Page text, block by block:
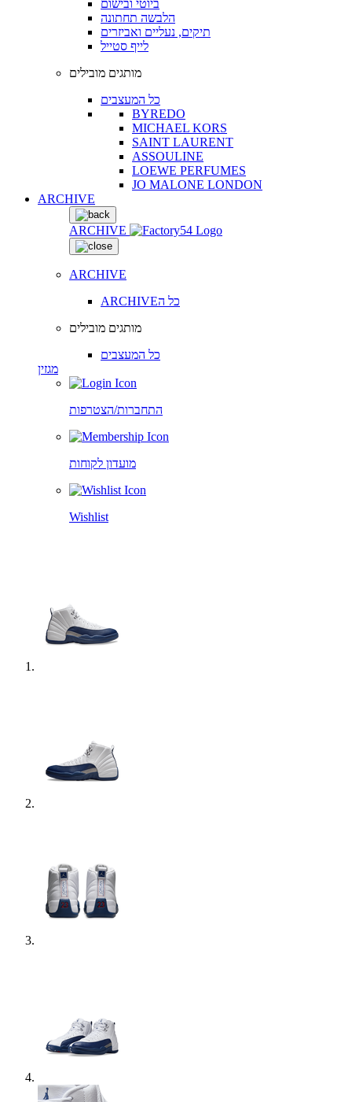
ביוטי ובישום
הלבשה תחתונה
תיקים, נעליים ואביזרים
לייף סטייל
מותגים מובילים
כל המעצבים
BYREDO
MICHAEL KORS
SAINT LAURENT
ASSOULINE
LOEWE PERFUMES
JO MALONE LONDON
ARCHIVE
ARCHIVE
ARCHIVE
ARCHIVEכל ה
מותגים מובילים
כל המעצבים
מגזין
התחברות/הצטרפות
מועדון לקוחות
Wishlist